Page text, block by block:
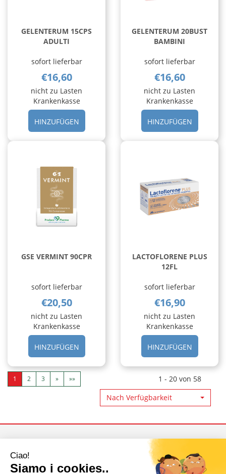
GELENTERUM 15CPS
ADULTI
sofort lieferbar
€16,60
nicht zu Lasten
Krankenkasse
HINZUFÜGENHINZUFÜGEN GELENTERUM
15CPS
ADULTI AL
GELENTERUM 20BUST
BAMBINI
sofort lieferbar
€16,60
nicht zu Lasten
Krankenkasse
HINZUFÜGEN
20BUST
BAMBINI
GSE VERMINT 90CPR
sofort lieferbar
€20,50
nicht zu Lasten
Krankenkasse
HINZUFÜGENHINZUFÜGEN GSE
VERMINT
90CPR AL
LACTOFLORENE PLUS
12FL
sofort lieferbar
€16,90
nicht zu Lasten
Krankenkasse
HINZUFÜGEN
PLUS
12FL AL
1 2 3 » »»
1 - 20 von 58
Nach Verfügbarkeit
Benutzer Bereich
Zahlungsarten
Direkter Link
Verkaufsbedingungen